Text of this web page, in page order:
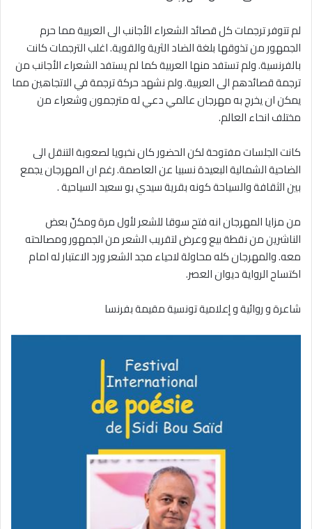
لم تتوفر ترجمات كل قصائد الشعراء الأجانب الى العربية مما حرم
الجمهور من تذوقها بلغة الضاد الثرية والقوية. اغلب الترجمات كانت
بالفرنسية. ولم تستفد منها العربية كما لم يستفد الشعراء الأجانب من
ترجمة قصائدهم الى العربية. ولم نشهد حركة ترجمة في الاتجاهين مما
يمكن ان يخرج به مهرجان عالمي دعي له مترجمون وشعراء من
مختلف انحاء العالم.
كانت الجلسات مفتوحة لكن الحضور كان نخبويا لصعوبة التنقل الى
الضاحية الشمالية البعيدة نسبيا عن العاصمة. رغم ان المهرجان يجمع
بين الثقافة والسياحة كونه بقرية سيدي بو سعيد السياحية .
من مزايا المهرجان انه فتح سوقا للشعر لأول مرة ومكنّ بعض
الناشرين من نقطة بيع وعرض لتقريب الشعر من الجمهور ومصالحته
معه. والمهرجان كله محاولة لاحياء مجد الشعر ورد الاعتبار له امام
اكتساح الرواية ديوان العصر.
شاعرة و روائية و إعلامية تونسية مقيمة بفرنسا